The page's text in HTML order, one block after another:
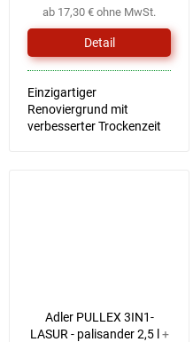
ab 17,30 € ohne MwSt.
Detail
Einzigartiger
Renoviergrund mit
verbesserter Trockenzeit
Adler PULLEX 3IN1-
LASUR - palisander 2,5 l +